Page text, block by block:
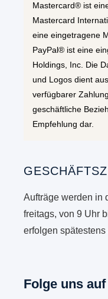
Mastercard® ist
Mastercard
eine eingetragene
PayPal® ist eine
Holdings, Inc. Die
und Logos dient
verfügbarer
geschäftliche
Empfehlung dar.
Aufträge werden in
freitags, von 9 Uhr
erfolgen
Folge uns